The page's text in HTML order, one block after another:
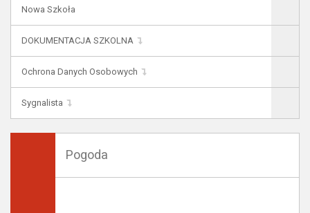
Nowa Szkoła
DOKUMENTACJA SZKOLNA
Ochrona Danych Osobowych
Sygnalista
Pogoda